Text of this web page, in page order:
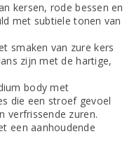
kersen, rode bessen en
met subtiele tonen van
smaken van zure kers
zijn met de hartige,
body met
die een stroef gevoel
verfrissende zuren.
een aanhoudende